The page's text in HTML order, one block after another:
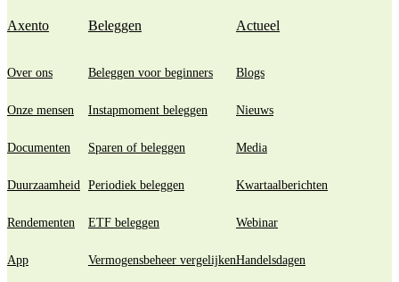
Axento
Over ons
Onze mensen
Documenten
Duurzaamheid
Rendementen
App
Beleggen
Beleggen voor beginners
Instapmoment beleggen
Sparen of beleggen
Periodiek beleggen
ETF beleggen
Vermogensbeheer vergelijken
Actueel
Blogs
Nieuws
Media
Kwartaalberichten
Webinar
Handelsdagen